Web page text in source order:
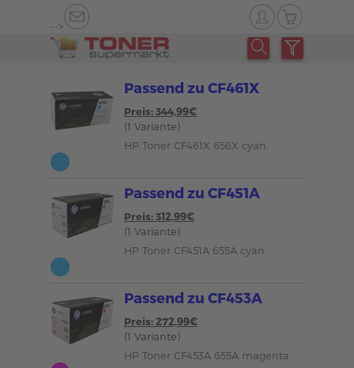
-->
Passend zu CF461X
Preis: 344,99€
(1 Variante)
HP Toner CF461X 656X cyan
Passend zu CF451A
Preis: 312,99€
(1 Variante)
HP Toner CF451A 655A cyan
Passend zu CF453A
Preis: 272,99€
(1 Variante)
HP Toner CF453A 655A magenta